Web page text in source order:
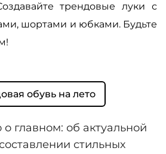
трендовые луки с
шортами и юбками. Будьте
обувь на лето
о главном: об актуальной
стильных